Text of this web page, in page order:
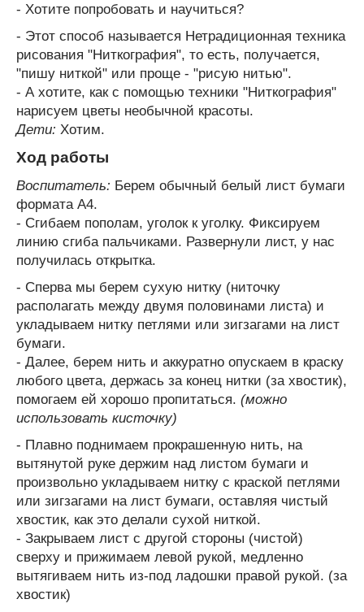
- Хотите попробовать и научиться?
- Этот способ называется Нетрадиционная техника
рисования "Ниткография", то есть, получается,
"пишу ниткой" или проще - "рисую нитью".
- А хотите, как с помощью техники "Ниткография"
нарисуем цветы необычной красоты.
Дети: Хотим.
Ход работы
Воспитатель: Берем обычный белый лист бумаги
формата А4.
- Сгибаем пополам, уголок к уголку. Фиксируем
линию сгиба пальчиками. Развернули лист, у нас
получилась открытка.
- Сперва мы берем сухую нитку (ниточку
располагать между двумя половинами листа) и
укладываем нитку петлями или зигзагами на лист
бумаги.
- Далее, берем нить и аккуратно опускаем в краску
любого цвета, держась за конец нитки (за хвостик),
помогаем ей хорошо пропитаться. (можно
использовать кисточку)
- Плавно поднимаем прокрашенную нить, на
вытянутой руке держим над листом бумаги и
произвольно укладываем нитку с краской петлями
или зигзагами на лист бумаги, оставляя чистый
хвостик, как это делали сухой ниткой.
- Закрываем лист с другой стороны (чистой)
сверху и прижимаем левой рукой, медленно
вытягиваем нить из-под ладошки правой рукой. (за
хвостик)